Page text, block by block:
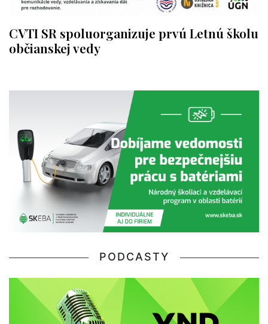
CVTI SR spoluorganizuje prvú Letnú školu
občianskej vedy
PODCASTY